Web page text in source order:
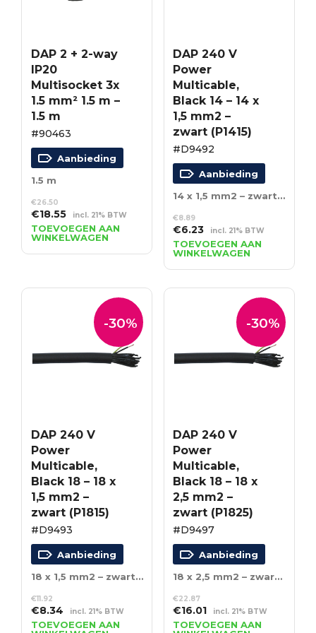
DAP 2 + 2-way
IP20
Multisocket 3x
1.5 mm² 1.5 m –
1.5 m
#90463
Aanbieding
1.5 m
€26.50
Oorspronkelijke
prijs
was:
€26.50.
€18.55Huidige
prijs
is:
€18.55.
incl. 21% BTW
TOEVOEGEN AAN
WINKELWAGEN
DAP 240 V
Power
Multicable,
Black 14 – 14 x
1,5 mm2 –
zwart (P1415)
#D9492
Aanbieding
14 x 1,5 mm2 – zwart (P1415)
€8.89
Oorspronkelijke
prijs
was:
€8.89.
€6.23Huidige
prijs
is:
€6.23.
incl. 21% BTW
TOEVOEGEN AAN
WINKELWAGEN
-30%
DAP 240 V
Power
Multicable,
Black 18 – 18 x
1,5 mm2 –
zwart (P1815)
#D9493
Aanbieding
18 x 1,5 mm2 – zwart (P1815)
€11.92
Oorspronkelijke
prijs
€8.34Huidige
prijs
incl. 21% BTW
TOEVOEGEN AAN
-30%
DAP 240 V
Power
Multicable,
Black 18 – 18 x
2,5 mm2 –
zwart (P1825)
#D9497
Aanbieding
18 x 2,5 mm2 – zwart (P1825)
€22.87
Oorspronkelijke
prijs
€16.01Huidige
prijs
incl. 21% BTW
TOEVOEGEN AAN